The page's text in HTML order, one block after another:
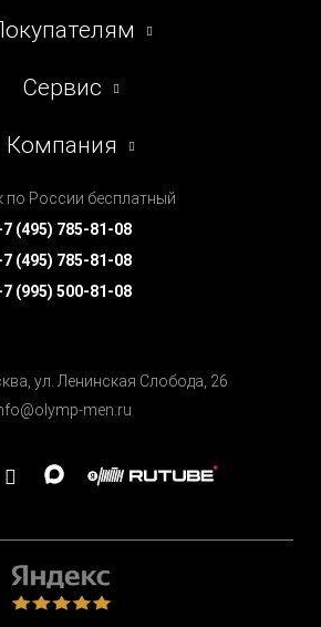
Сервис
Компания
по России бесплатный
(495) 785-81-08
(495) 785-81-08
(995) 500-81-08
ул. Ленинская Cлобода, 26
men.ru